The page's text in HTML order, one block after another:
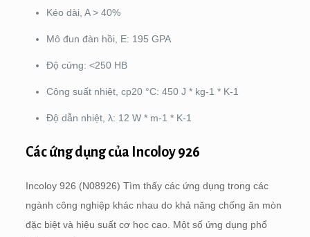
Kéo dài, A > 40%
Mô đun đàn hồi, E: 195 GPA
Độ cứng: <250 HB
Công suất nhiệt, cp20 °C: 450 J * kg-1 * K-1
Độ dẫn nhiệt, λ: 12 W * m-1 * K-1
Các ứng dụng của Incoloy 926
Incoloy 926 (N08926) Tìm thấy các ứng dụng trong các
ngành công nghiệp khác nhau do khả năng chống ăn mòn
đặc biệt và hiệu suất cơ học cao. Một số ứng dụng phổ